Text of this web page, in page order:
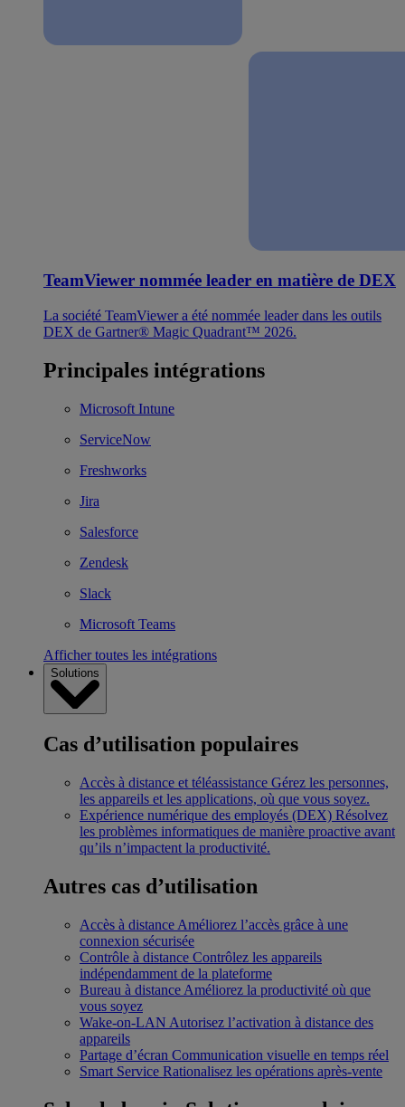
TeamViewer nommée leader en matière de DEX
La société TeamViewer a été nommée leader dans les outils
DEX de Gartner® Magic Quadrant™ 2026.
Principales intégrations
Microsoft Intune
ServiceNow
Freshworks
Jira
Salesforce
Zendesk
Slack
Microsoft Teams
Afficher toutes les intégrations
Solutions
Cas d’utilisation populaires
Accès à distance et téléassistance Gérez les personnes,
les appareils et les applications, où que vous soyez.
Expérience numérique des employés (DEX) Résolvez
les problèmes informatiques de manière proactive avant
qu’ils n’impactent la productivité.
Autres cas d’utilisation
Accès à distance Améliorez l’accès grâce à une
connexion sécurisée
Contrôle à distance Contrôlez les appareils
indépendamment de la plateforme
Bureau à distance Améliorez la productivité où que
vous soyez
Wake-on-LAN Autorisez l’activation à distance des
appareils
Partage d’écran Communication visuelle en temps réel
Smart Service Rationalisez les opérations après-vente